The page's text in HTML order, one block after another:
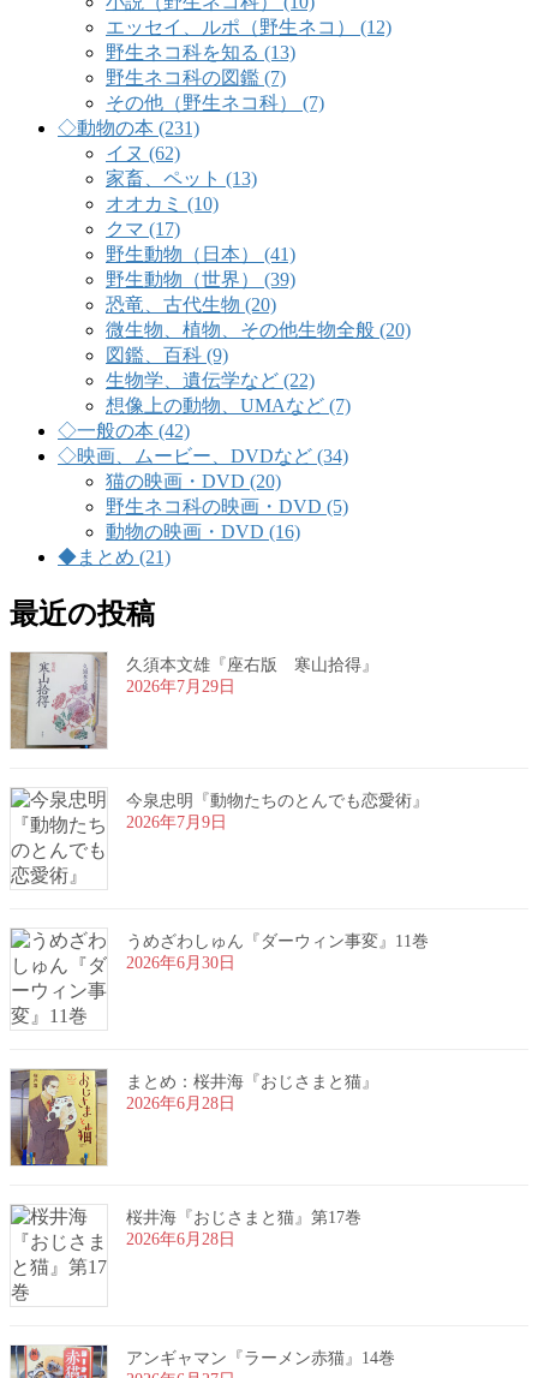
エッセイ、ルポ（野生ネコ） (12)
野生ネコ科を知る (13)
野生ネコ科の図鑑 (7)
その他（野生ネコ科） (7)
◇動物の本 (231)
イヌ (62)
家畜、ペット (13)
オオカミ (10)
クマ (17)
野生動物（日本） (41)
野生動物（世界） (39)
恐竜、古代生物 (20)
微生物、植物、その他生物全般 (20)
図鑑、百科 (9)
生物学、遺伝学など (22)
想像上の動物、UMAなど (7)
◇一般の本 (42)
◇映画、ムービー、DVDなど (34)
猫の映画・DVD (20)
野生ネコ科の映画・DVD (5)
動物の映画・DVD (16)
◆まとめ (21)
最近の投稿
久須本文雄『座右版 寒山拾得』
2026年7月29日
今泉忠明『動物たちのとんでも恋愛術』
2026年7月9日
うめざわしゅん『ダーウィン事変』11巻
2026年6月30日
まとめ：桜井海『おじさまと猫』
2026年6月28日
桜井海『おじさまと猫』第17巻
2026年6月28日
アンギャマン『ラーメン赤猫』14巻